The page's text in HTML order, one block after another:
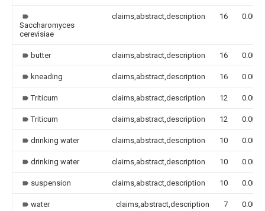
Saccharomyces
cerevisiae
claims,abstract,description 16 0.000
butter claims,abstract,description 16 0.000
kneading claims,abstract,description 16 0.000
Triticum claims,abstract,description 12 0.000
Triticum claims,abstract,description 12 0.000
drinking water claims,abstract,description 10 0.000
drinking water claims,abstract,description 10 0.000
suspension claims,abstract,description 10 0.000
water claims,abstract,description 7 0.000